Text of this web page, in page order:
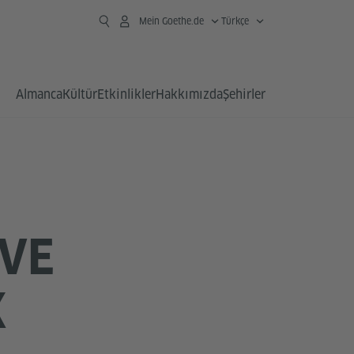
Mein Goethe.de Türkçe
AlmancaKültürEtkinliklerHakkımızdaŞehirler